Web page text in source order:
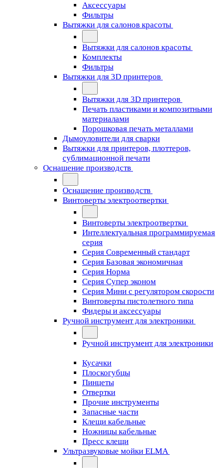
Аксессуары
Фильтры
Вытяжки для салонов красоты
Вытяжки для салонов красоты
Комплекты
Фильтры
Вытяжки для 3D принтеров
Вытяжки для 3D принтеров
Печать пластиками и композитными
материалами
Порошковая печать металлами
Дымоуловители для сварки
Вытяжки для принтеров, плоттеров,
сублимационной печати
Оснащение производств
Оснащение производств
Винтоверты электроотвертки
Винтоверты электроотвертки
Интеллектуальная программируемая
серия
Серия Современный стандарт
Серия Базовая экономичная
Серия Норма
Серия Cупер эконом
Серия Мини с регулятором скорости
Винтоверты пистолетного типа
Фидеры и аксессуары
Ручной инструмент для электроники
Ручной инструмент для электроники
Кусачки
Плоскогубцы
Пинцеты
Отвертки
Прочие инструменты
Запасные части
Клещи кабельные
Ножницы кабельные
Пресс клещи
Ультразвуковые мойки ELMA